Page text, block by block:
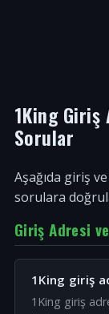
1King Giriş
Sorular
Aşağıda giriş
sorulara
Giriş Adresi
1King giriş
1King giriş